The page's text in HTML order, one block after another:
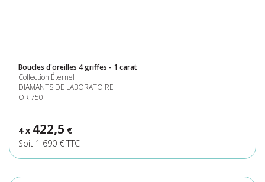
Boucles d'oreilles 4 griffes - 1 carat
Collection Éternel
DIAMANTS DE LABORATOIRE
OR 750
4 x 422,5 €
Soit 1 690 € TTC